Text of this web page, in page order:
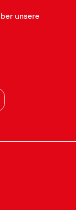
unsere